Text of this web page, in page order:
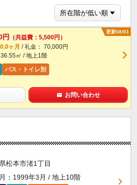
更新08/01
円
（共益費：5,500円）
0.0ヶ月 / 礼金： 70,000円
㎡ / 地上1階
バス・トイレ別
お問い合わせ
松本市渚1丁目
：1999年3月 / 地上10階